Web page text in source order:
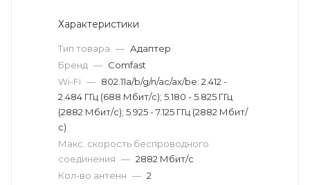
Характеристики
Тип товара — Адаптер
Бренд — Comfast
Wi-Fi — 802.11a/b/g/n/ac/ax/be: 2.412 -
2.484 ГГц (688 Мбит/с); 5.180 - 5.825 ГГц
(2882 Мбит/с); 5.925 - 7.125 ГГц (2882 Мбит/
с)
Макс. скорость беспроводного
соединения — 2882 Мбит/с
Кол-во антенн — 2